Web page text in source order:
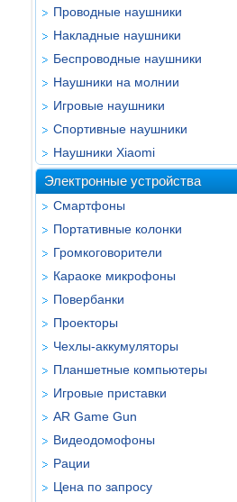
Проводные наушники
Накладные наушники
Беспроводные наушники
Наушники на молнии
Игровые наушники
Спортивные наушники
Наушники Xiaomi
Электронные устройства
Смартфоны
Портативные колонки
Громкоговорители
Караоке микрофоны
Повербанки
Проекторы
Чехлы-аккумуляторы
Планшетные компьютеры
Игровые приставки
AR Game Gun
Видеодомофоны
Рации
Цена по запросу